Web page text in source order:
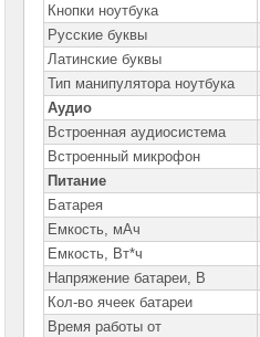
Кнопки ноутбука
Русские буквы
Латинские буквы
Тип манипулятора ноутбука
Аудио
Встроенная аудиосистема
Встроенный микрофон
Питание
Батарея
Емкость, мАч
Емкость, Вт*ч
Напряжение батареи, В
Кол-во ячеек батареи
Время работы от